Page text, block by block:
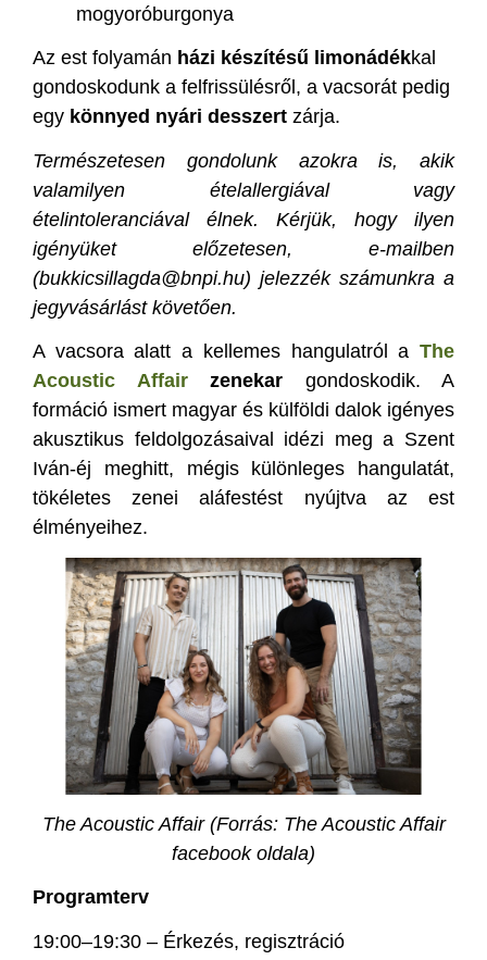
mogyoróburgonya
Az est folyamán házi készítésű limonádékkal
gondoskodunk a felfrissülésről, a vacsorát pedig
egy könnyed nyári desszert zárja.
Természetesen gondolunk azokra is, akik
valamilyen ételallergiával vagy
ételintoleranciával élnek. Kérjük, hogy ilyen
igényüket előzetesen, e-mailben
(bukkicsillagda@bnpi.hu) jelezzék számunkra a
jegyvásárlást követően.
A vacsora alatt a kellemes hangulatról a The
Acoustic Affairzenekar gondoskodik. A
formáció ismert magyar és külföldi dalok igényes
akusztikus feldolgozásaival idézi meg a Szent
Iván-éj meghitt, mégis különleges hangulatát,
tökéletes zenei aláfestést nyújtva az est
élményeihez.
The Acoustic Affair (Forrás: The Acoustic Affair
facebook oldala)
Programterv
19:00–19:30 – Érkezés, regisztráció